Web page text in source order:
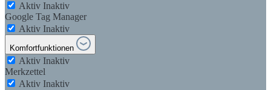
Aktiv Inaktiv
Google Tag Manager
Aktiv Inaktiv
Komfortfunktionen
Aktiv Inaktiv
Merkzettel
Aktiv Inaktiv